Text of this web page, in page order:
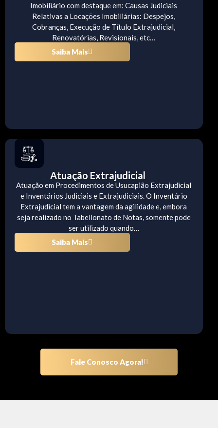
Imobiliário com destaque em: Causas Judiciais
Relativas a Locações Imobiliárias: Despejos,
Cobranças, Execução de Título Extrajudicial,
Renovatórias, Revisionais, etc…
Saiba Mais
Atuação Extrajudicial
Atuação em Procedimentos de Usucapião Extrajudicial
e Inventários Judiciais e Extrajudiciais. O Inventário
Extrajudicial tem a vantagem da agilidade e, embora
seja realizado no Tabelionato de Notas, somente pode
ser utilizado quando…
Saiba Mais
Fale Conosco Agora!